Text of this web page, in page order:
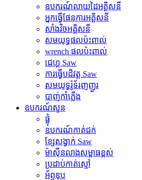
ឧបករណ៍លាយដៃអគ្គិសនី
អ្នកធ្វើផែនការអគ្គិសនី
សាំងវិចអគ្គិសនី
សមយុទ្ធផលប៉ះពាល់
wrench ផលប៉ះពាល់
ជេហ្គ Saw
ការធ្វើបដិវត្ត Saw
សមយុទ្ធរ៉ូទ័រញញួរ
បាញ់កាំភ្លើង
ឧបករណ៍សួន
ផ្លុំ
ឧបករណ៍កាត់ជក់
ខ្សែសង្វាក់ Saw
ម៉ាស៊ីនលាងសម្ពាធខ្ពស់
ប្រដាប់​កាត់​ស្មៅ
អ័ព្ទឌុប